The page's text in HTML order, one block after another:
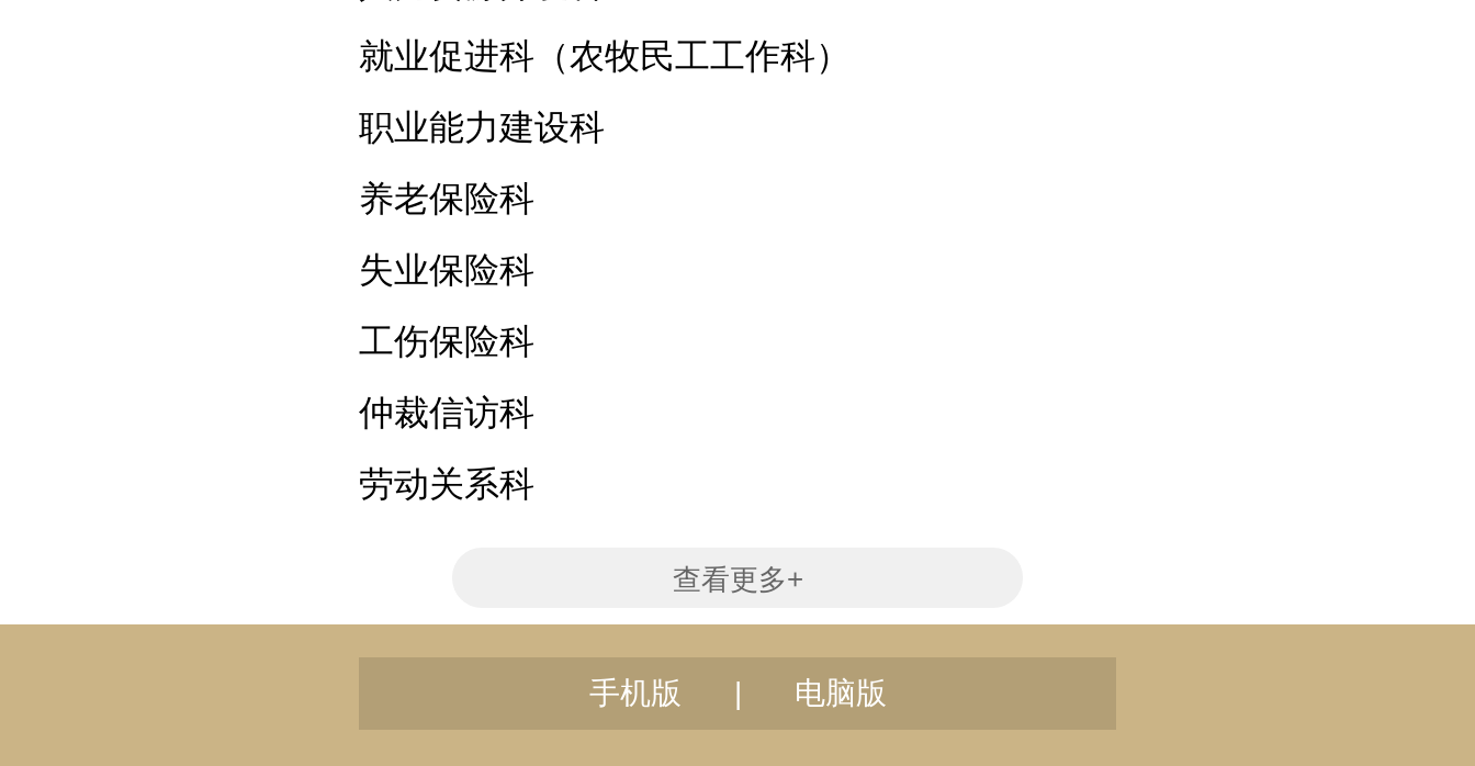
就业促进科（农牧民工工作科）
职业能力建设科
养老保险科
失业保险科
工伤保险科
仲裁信访科
劳动关系科
查看更多+
手机版 | 电脑版